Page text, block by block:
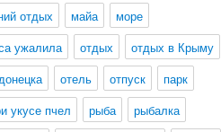
отдых майа
море
ужалила отдых
отдых в Крыму
отель отпуск
парк
укусе пчел рыба
рыбалка